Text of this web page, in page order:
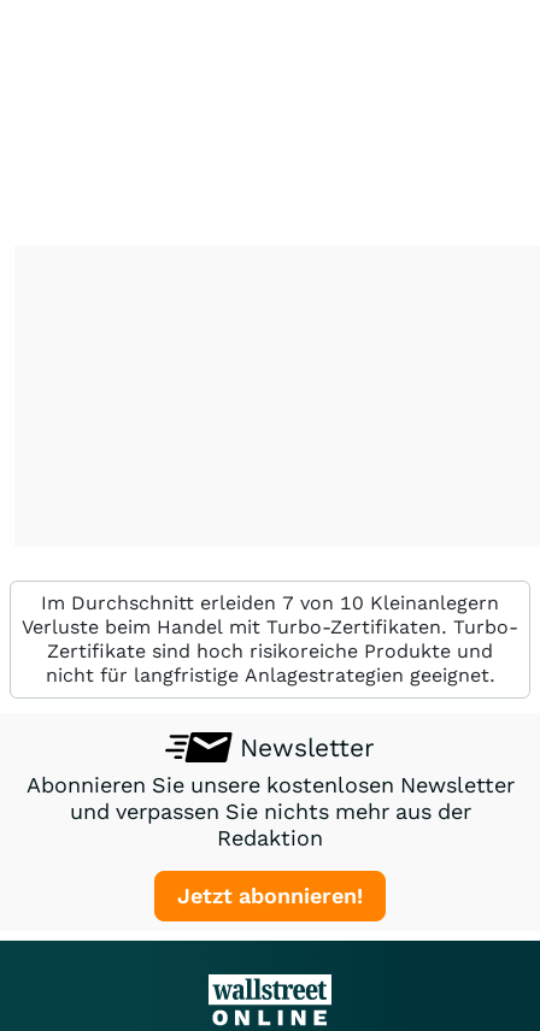
Im Durchschnitt erleiden 7 von 10 Kleinanlegern
Verluste beim Handel mit Turbo-Zertifikaten. Turbo-
Zertifikate sind hoch risikoreiche Produkte und
nicht für langfristige Anlagestrategien geeignet.
Newsletter
Abonnieren Sie unsere kostenlosen Newsletter
und verpassen Sie nichts mehr aus der
Redaktion
Jetzt abonnieren!